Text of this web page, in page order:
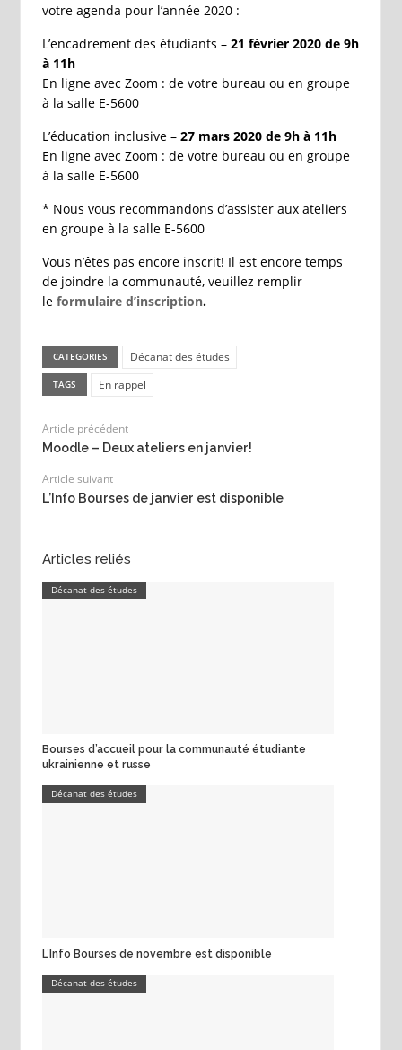
votre agenda pour l’année 2020 :
L’encadrement des étudiants – 21 février 2020 de 9h
à 11h
En ligne avec Zoom : de votre bureau ou en groupe
à la salle E-5600
L’éducation inclusive – 27 mars 2020 de 9h à 11h
En ligne avec Zoom : de votre bureau ou en groupe
à la salle E-5600
* Nous vous recommandons d’assister aux ateliers
en groupe à la salle E-5600
Vous n’êtes pas encore inscrit! Il est encore temps
de joindre la communauté, veuillez remplir
le formulaire d’inscription.
CATEGORIES Décanat des études
TAGS En rappel
Article précédent
Moodle – Deux ateliers en janvier!
Article suivant
L’Info Bourses de janvier est disponible
Articles reliés
Décanat des études
Bourses d’accueil pour la communauté étudiante
ukrainienne et russe
Décanat des études
L’Info Bourses de novembre est disponible
Décanat des études